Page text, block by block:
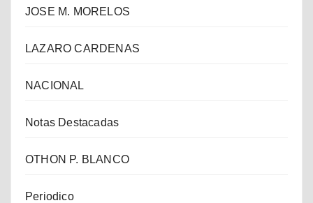
JOSE M. MORELOS
LAZARO CARDENAS
NACIONAL
Notas Destacadas
OTHON P. BLANCO
Periodico